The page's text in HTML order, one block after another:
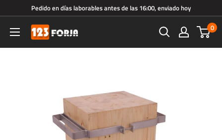
directamente
contenido
Pedido en días laborables antes de las 16:00, enviado hoy
123forja.es 0